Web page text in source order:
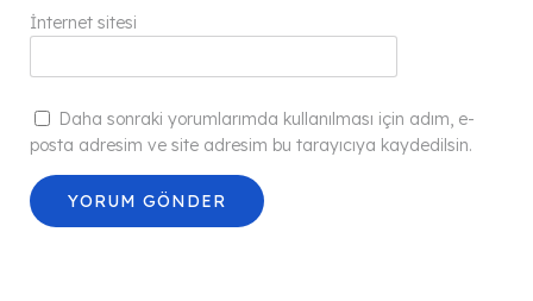
İnternet sitesi
Daha sonraki yorumlarımda kullanılması için adım, e-
posta adresim ve site adresim bu tarayıcıya kaydedilsin.